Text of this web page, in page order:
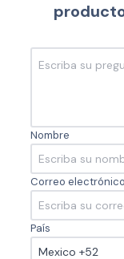
Nombre
Correo electrónico
País